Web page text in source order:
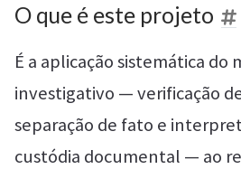
O que é este projeto
É a aplicação sistemática
investigativo — verificação
separação de fato e
custódia documental — ao